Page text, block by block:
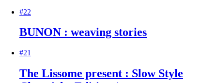
#22
BUNON : weaving stories
#21
The Lissome present : Slow Style